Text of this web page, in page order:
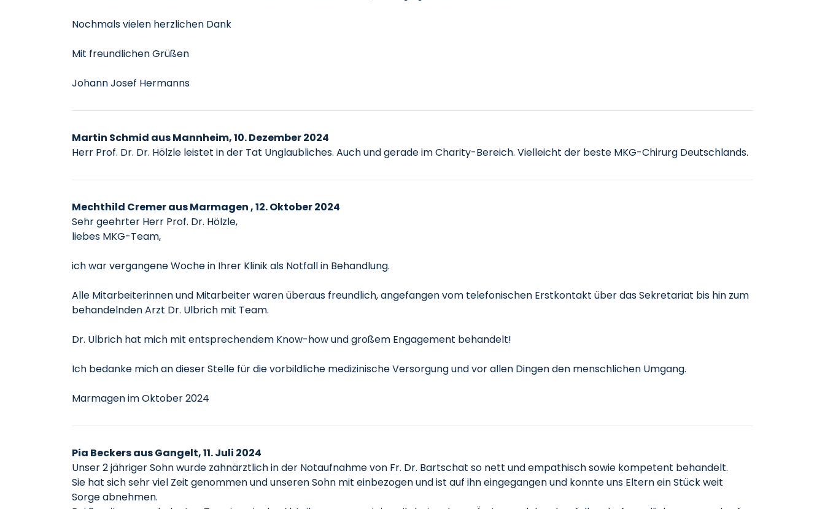
Nochmals vielen herzlichen Dank
Mit freundlichen Grüßen
Johann Josef Hermanns
Martin Schmid aus Mannheim, 10. Dezember 2024
Herr Prof. Dr. Dr. Hölzle leistet in der Tat Unglaubliches. Auch und gerade im Charity-Bereich. Vielleicht der beste MKG-Chirurg Deutschlands.
Mechthild Cremer aus Marmagen , 12. Oktober 2024
Sehr geehrter Herr Prof. Dr. Hölzle,
liebes MKG-Team,
ich war vergangene Woche in Ihrer Klinik als Notfall in Behandlung.
Alle Mitarbeiterinnen und Mitarbeiter waren überaus freundlich, angefangen vom telefonischen Erstkontakt über das Sekretariat bis hin zum
behandelnden Arzt Dr. Ulbrich mit Team.
Dr. Ulbrich hat mich mit entsprechendem Know-how und großem Engagement behandelt!
Ich bedanke mich an dieser Stelle für die vorbildliche medizinische Versorgung und vor allen Dingen den menschlichen Umgang.
Marmagen im Oktober 2024
Pia Beckers aus Gangelt, 11. Juli 2024
Unser 2 jähriger Sohn wurde zahnärztlich in der Notaufnahme von Fr. Dr. Bartschat so nett und empathisch sowie kompetent behandelt.
Sie hat sich sehr viel Zeit genommen und unseren Sohn mit einbezogen und ist auf ihn eingegangen und konnte uns Eltern ein Stück weit
Sorge abnehmen.